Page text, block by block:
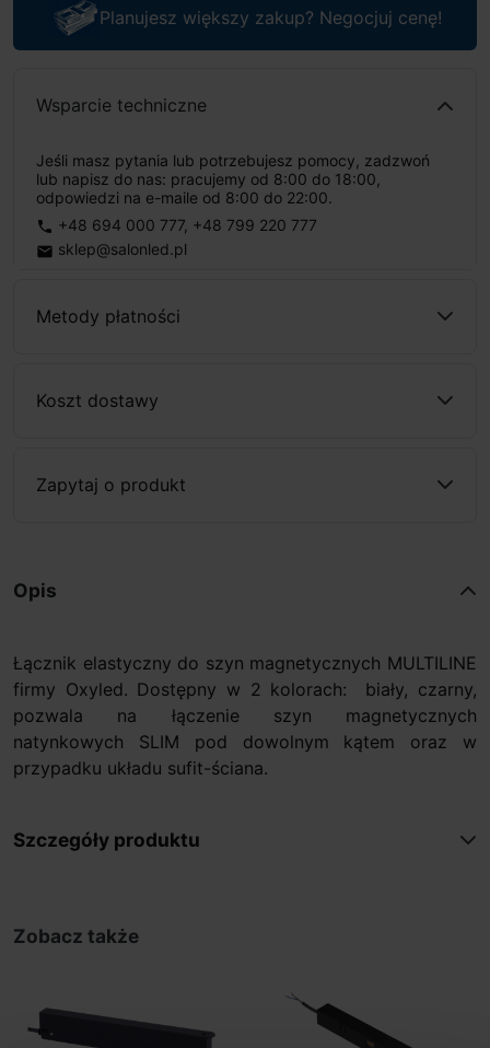
Planujesz większy zakup? Negocjuj cenę!
Wsparcie techniczne
Jeśli masz pytania lub potrzebujesz pomocy, zadzwoń
lub napisz do nas: pracujemy od 8:00 do 18:00,
odpowiedzi na e-maile od 8:00 do 22:00.
phone +48 694 000 777, +48 799 220 777
email sklep@salonled.pl
Metody płatności
Koszt dostawy
Zapytaj o produkt
Opis
Łącznik elastyczny do szyn magnetycznych MULTILINE
firmy Oxyled. Dostępny w 2 kolorach: biały, czarny,
pozwala na łączenie szyn magnetycznych
natynkowych SLIM pod dowolnym kątem oraz w
przypadku układu sufit-ściana.
Szczegóły produktu
Zobacz także